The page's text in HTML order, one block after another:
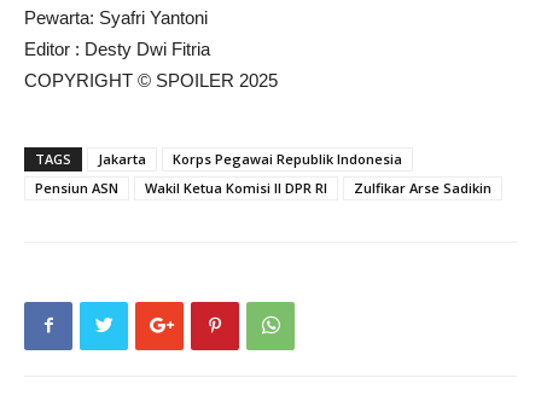
Pewarta: Syafri Yantoni
Editor : Desty Dwi Fitria
COPYRIGHT © SPOILER 2025
TAGS Jakarta
Korps Pegawai Republik Indonesia
Pensiun ASN
Wakil Ketua Komisi II DPR RI Zulfikar Arse Sadikin